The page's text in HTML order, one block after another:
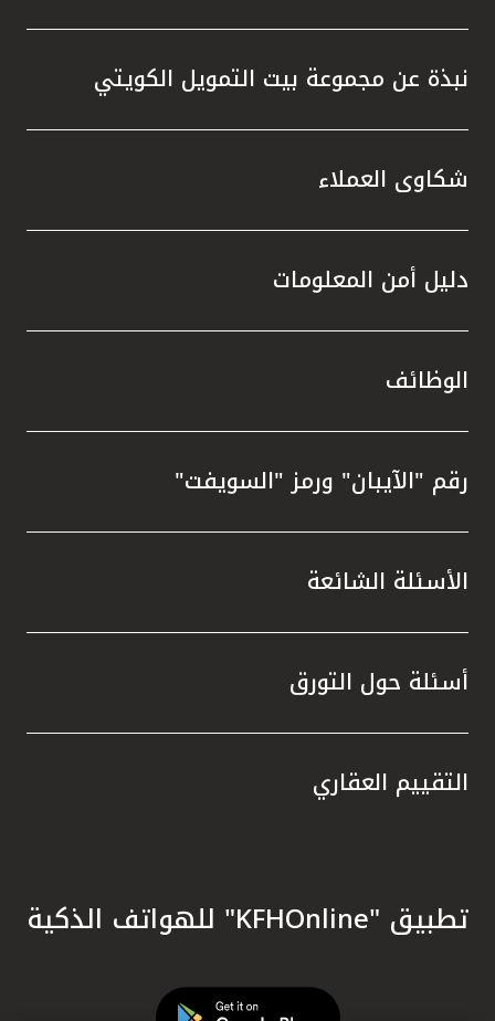
نبذة عن مجموعة بيت التمويل الكويتي
شكاوى العملاء
دليل أمن المعلومات
الوظائف
رقم "الآيبان" ورمز "السويفت"
الأسئلة الشائعة
أسئلة حول التورق
التقييم العقاري
تطبيق "KFHOnline" للهواتف الذكية